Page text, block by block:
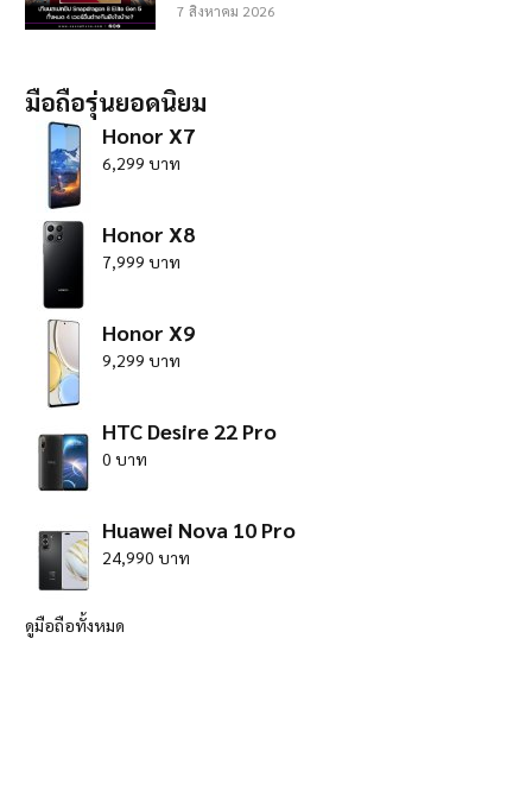
7 สิงหาคม 2026
มือถือรุ่นยอดนิยม
Honor X7
6,299 บาท
Honor X8
7,999 บาท
Honor X9
9,299 บาท
HTC Desire 22 Pro
0 บาท
Huawei Nova 10 Pro
24,990 บาท
ดูมือถือทั้งหมด